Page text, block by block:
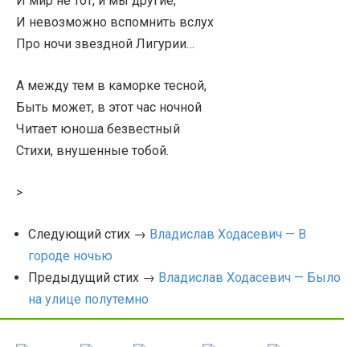
И невозможно вспомнить вслух
Про ночи звездной Лигурии…
А между тем в каморке тесной,
Быть может, в этот час ночной
Читает юноша безвестный
Стихи, внушенные тобой.
>
Следующий стих → Владислав Ходасевич — В
городе ночью
Предыдущий стих → Владислав Ходасевич — Было
на улице полутемно